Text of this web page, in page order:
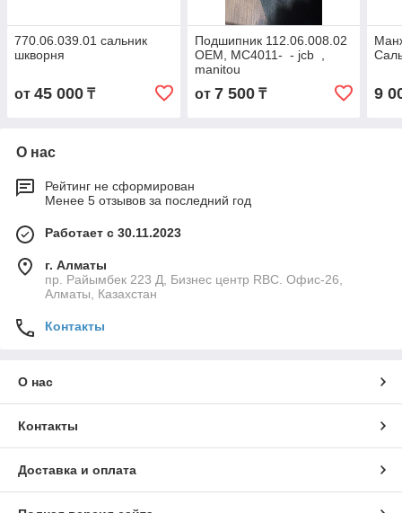
770.06.039.01 сальник
шкворня
от 45 000 ₸
Подшипник 112.06.008.02
OEM, MC4011- - jcb ,
manitou
от 7 500₸ 9
О нас
Рейтинг не сформирован
Менее 5 отзывов за последний год
Работает с 30.11.2023
г. Алматы
пр. Райымбек 223 Д, Бизнес центр RBC. Офис-26,
Алматы, Казахстан
Контакты
О нас
Контакты
Доставка и оплата